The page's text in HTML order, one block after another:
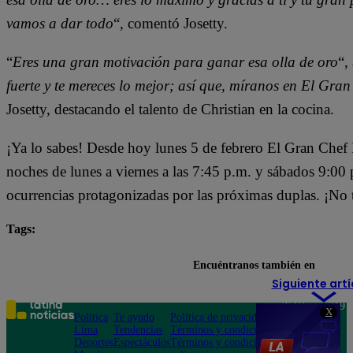
X
vamos a dar todo“, comentó Josetty.
“Eres una gran motivación para ganar esa olla de oro“,
fuerte y te mereces lo mejor; así que, míranos en El
Josetty, destacando el talento de Christian en la cocina.
¡Ya lo sabes! Desde hoy lunes 5 de febrero El Gran
noches de lunes a viernes a las 7:45 p.m. y sábados
ocurrencias protagonizadas por las próximas duplas.
Tags:
Siguiente
Encuéntranos también en
Política
Lima
Deportes
Te ayudo
Tendencias
Espectáculos
Política de privacidad
Términos y condiciones
Términos y condiciones
Teléfono: 219
Av. San
Felipe 968